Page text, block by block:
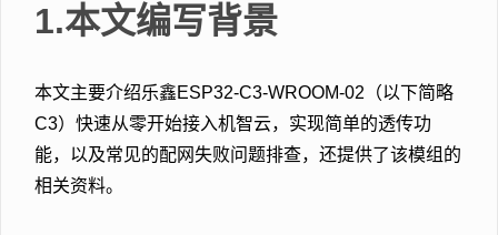
1.本文编写背景
本文主要介绍乐鑫ESP32-C3-WROOM-02（以下简略
C3）快速从零开始接入机智云，实现简单的透传功
能，以及常见的配网失败问题排查，还提供了该模组的
相关资料。